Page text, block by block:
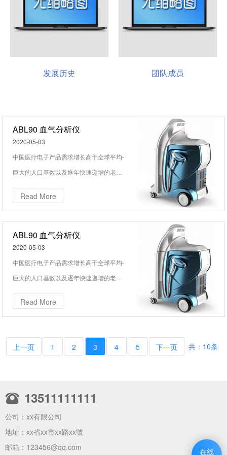
发展历史 团队成员
ABL90 血气分析仪
2020-05-03
中国医疗电子产品需求增长高于全球平均-
巨大的人口基数以及逐年快速递增的老龄
化人口和人们不断增强的健康意识，国家
政策、医疗信息化及技术革命的推动。中
长。
Read More
ABL90 血气分析仪
2020-05-03
中国医疗电子产品需求增长高于全球平均-
巨大的人口基数以及逐年快速递增的老龄
化人口和人们不断增强的健康意识，国家
政策、医疗信息化及技术革命的推动。中
长。
Read More
上一页 1 2 3 4 5 下一页 共：10条
在线
13511111111
公司：xx有限公司
地址：xx省xx市xx路xx號
邮箱： 123456@qq.com